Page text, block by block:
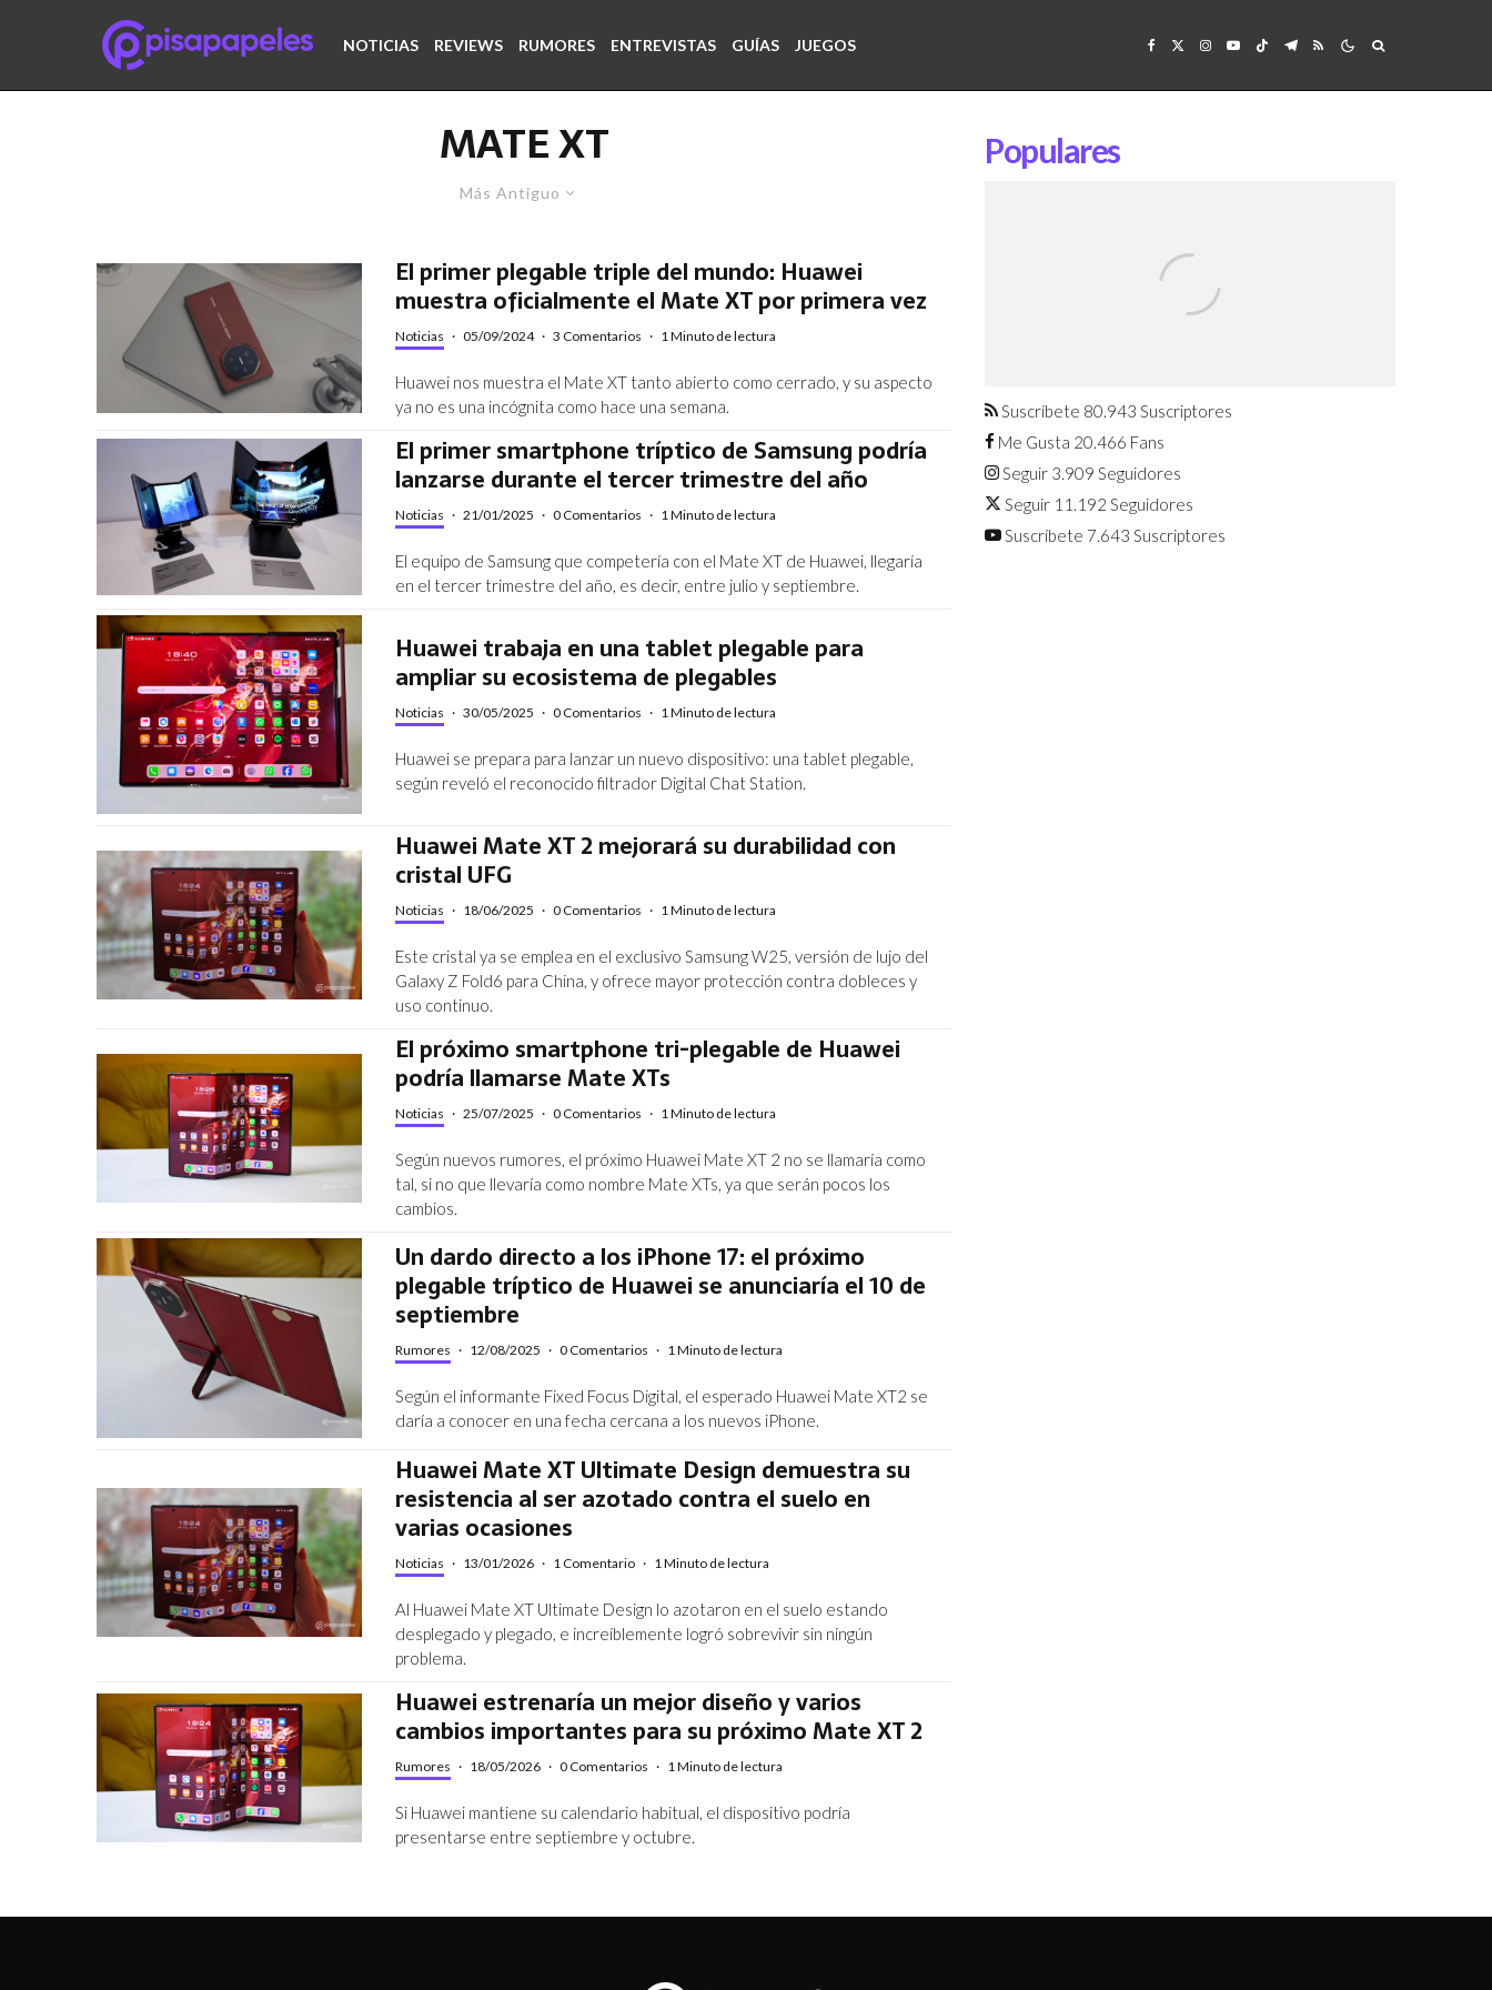
NOTICIAS REVIEWS RUMORES ENTREVISTAS GUÍAS JUEGOS
MATE XT
Más Antiguo
El primer plegable triple del mundo: Huawei
muestra oficialmente el Mate XT por primera vez
Noticias · 05/09/2024 · 3 Comentarios · 1 Minuto de lectura
Huawei nos muestra el Mate XT tanto abierto como cerrado, y su aspecto
ya no es una incógnita como hace una semana.
El primer smartphone tríptico de Samsung podría
lanzarse durante el tercer trimestre del año
Noticias · 21/01/2025 · 0 Comentarios · 1 Minuto de lectura
El equipo de Samsung que competería con el Mate XT de Huawei, llegaría
en el tercer trimestre del año, es decir, entre julio y septiembre.
Huawei trabaja en una tablet plegable para
ampliar su ecosistema de plegables
Noticias · 30/05/2025 · 0 Comentarios · 1 Minuto de lectura
Huawei se prepara para lanzar un nuevo dispositivo: una tablet plegable,
según reveló el reconocido filtrador Digital Chat Station.
Huawei Mate XT 2 mejorará su durabilidad con
cristal UFG
Noticias · 18/06/2025 · 0 Comentarios · 1 Minuto de lectura
Este cristal ya se emplea en el exclusivo Samsung W25, versión de lujo del
Galaxy Z Fold6 para China, y ofrece mayor protección contra dobleces y
uso continuo.
El próximo smartphone tri-plegable de Huawei
podría llamarse Mate XTs
Noticias · 25/07/2025 · 0 Comentarios · 1 Minuto de lectura
Según nuevos rumores, el próximo Huawei Mate XT 2 no se llamaría como
tal, si no que llevaría como nombre Mate XTs, ya que serán pocos los
cambios.
Un dardo directo a los iPhone 17: el próximo
plegable tríptico de Huawei se anunciaría el 10 de
septiembre
Rumores · 12/08/2025 · 0 Comentarios · 1 Minuto de lectura
Según el informante Fixed Focus Digital, el esperado Huawei Mate XT2 se
daría a conocer en una fecha cercana a los nuevos iPhone.
Huawei Mate XT Ultimate Design demuestra su
resistencia al ser azotado contra el suelo en
varias ocasiones
Noticias · 13/01/2026 · 1 Comentario · 1 Minuto de lectura
Al Huawei Mate XT Ultimate Design lo azotaron en el suelo estando
desplegado y plegado, e increíblemente logró sobrevivir sin ningún
problema.
Huawei estrenaría un mejor diseño y varios
cambios importantes para su próximo Mate XT 2
Rumores · 18/05/2026 · 0 Comentarios · 1 Minuto de lectura
Si Huawei mantiene su calendario habitual, el dispositivo podría
presentarse entre septiembre y octubre.
Populares
agosto
Suscríbete 80.943 Suscriptores
Me Gusta 20.466 Fans
Seguir 3.909 Seguidores
Seguir 11.192 Seguidores
Suscríbete 7.643 Suscriptores